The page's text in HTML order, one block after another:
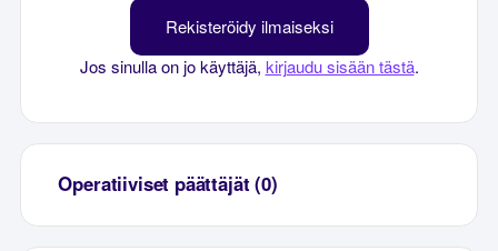
Rekisteröidy ilmaiseksi
Jos sinulla on jo käyttäjä, kirjaudu sisään tästä.
Operatiiviset päättäjät (0)